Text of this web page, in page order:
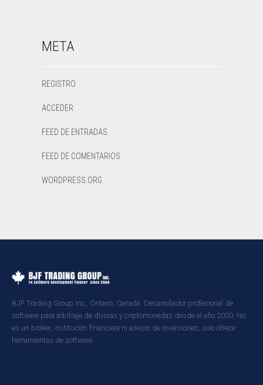
META
REGISTRO
ACCEDER
FEED DE ENTRADAS
FEED DE COMENTARIOS
WORDPRESS.ORG
BJF Trading Group Inc., Ontario, Canadá. Desarrollador profesional de
software para arbitraje de divisas y criptomonedas desde el año 2000. No
es un bróker, institución financiera ni asesor de inversiones; solo ofrece
herramientas de software.